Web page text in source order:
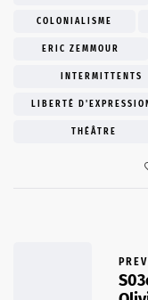
COLONIALISME
ERIC ZEMMOUR
INTERMITTENTS
LIBERTÉ
THÉÂTRE